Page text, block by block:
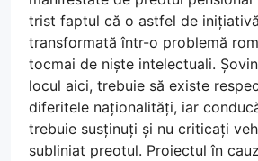
trist faptul că o astfel de
transformată într-o problemă
tocmai de niște intelectuali.
locul aici, trebuie să existe
diferitele naționalități, iar
trebuie susținuți și nu criticați
subliniat preotul. Proiectul în